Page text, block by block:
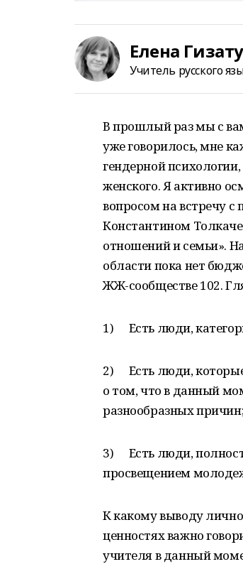
Елена
Учитель русского
В прошлый раз мы с
уже говорилось, мне
гендерной
женского. Я активно
вопросом на встречу с
Константином
отношений и семьи».
области пока нет
ЖЖ-сообществе 102.
1) Есть люди,
2) Есть люди, которые
о том, что в данный
разнообразных
3) Есть люди,
просвещением
К какому выводу
ценностях важно
учителя в данный